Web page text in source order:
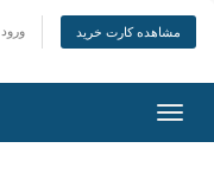
ورود مشاهده کارت خرید
تغییر